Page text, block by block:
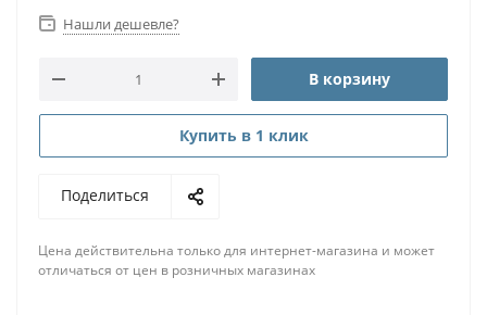
Нашли дешевле?
В корзину
Купить в 1 клик
Поделиться
Цена действительна только для интернет-магазина и может
отличаться от цен в розничных магазинах